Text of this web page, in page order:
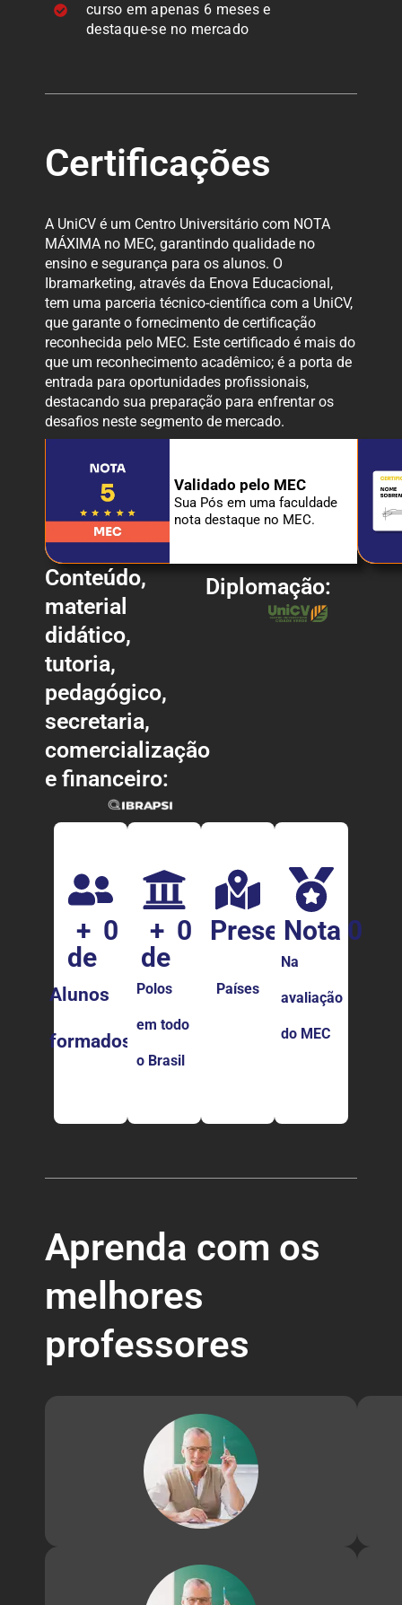
curso em apenas 6 meses e
destaque-se no mercado
Certificações
A UniCV é um Centro Universitário com NOTA
MÁXIMA no MEC, garantindo qualidade no
ensino e segurança para os alunos. O
Ibramarketing, através da Enova Educacional,
tem uma parceria técnico-científica com a UniCV,
que garante o fornecimento de certificação
reconhecida pelo MEC. Este certificado é mais do
que um reconhecimento acadêmico; é a porta de
entrada para oportunidades profissionais,
destacando sua preparação para enfrentar os
desafios neste segmento de mercado.
Validado pelo MEC
Sua Pós em uma faculdade
nota destaque no MEC.
Conteúdo,
material
didático,
tutoria,
pedagógico,
secretaria,
comercialização
e financeiro:
Diplomação:
Alunos
formados
+
de
0
Polos
em todo
o Brasil
+
de
0
Países
Presença
em
0
Na
avaliação
do MEC
Nota 0
Aprenda com os
melhores
professores